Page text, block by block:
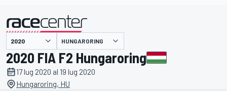
presentato da HUNGARORING
2020 FIA F2 Hungaroring
17 lug 2020 al 19 lug 2020
Hungaroring, HU